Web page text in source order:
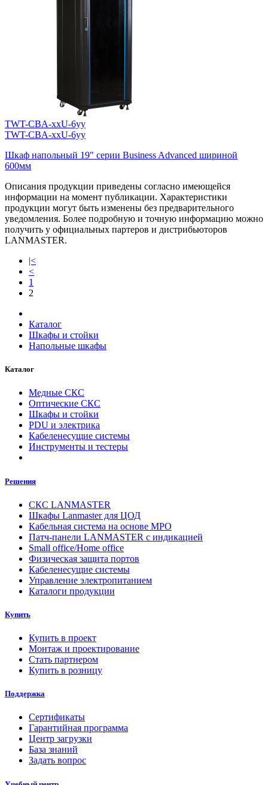
TWT-CBA-xxU-6yy
TWT-CBA-xxU-6yy
Шкаф напольный 19" серии Business Advanced шириной
600мм
Описания продукции приведены согласно имеющейся
информации на момент публикации. Характеристики
продукции могут быть изменены без предварительного
уведомления. Более подробную и точную информацию можно
получить у официальных партеров и дистрибьюторов
LANMASTER.
|<
<
1
2
Каталог
Шкафы и стойки
Напольные шкафы
Каталог
Медные СКС
Оптические СКС
Шкафы и стойки
PDU и электрика
Кабеленесущие системы
Инструменты и тестеры
Решения
СКС LANMASTER
Шкафы Lanmaster для ЦОД
Кабельная система на основе MPO
Патч-панели LANMASTER с индикацией
Small office/Home office
Физическая защита портов
Кабеленесущие системы
Управление электропитанием
Каталоги продукции
Купить
Купить в проект
Монтаж и проектирование
Стать партнером
Купить в розницу
Поддержка
Сертификаты
Гарантийная программа
Центр загрузки
База знаний
Задать вопрос